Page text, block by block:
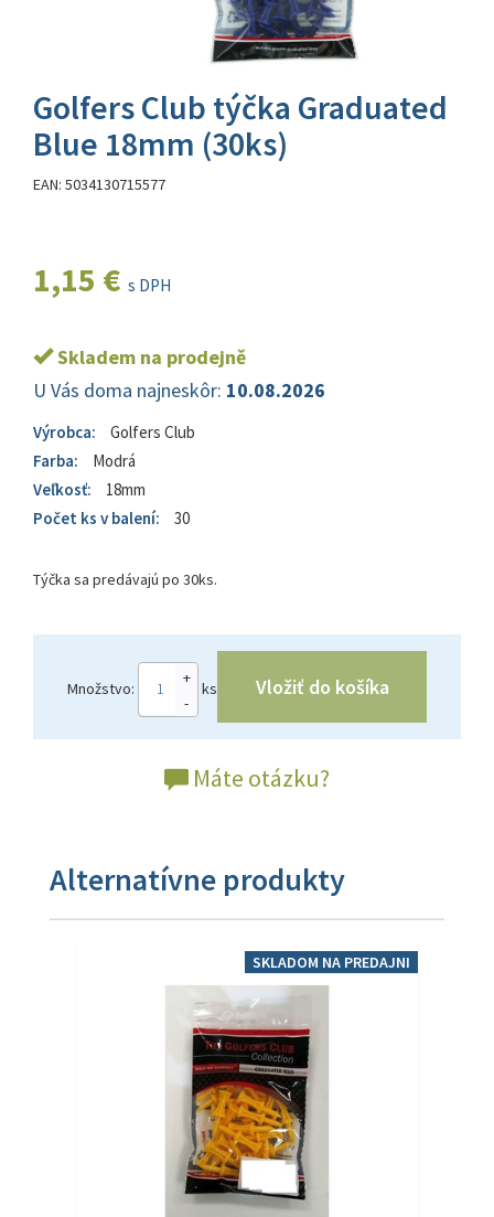
Golfers Club týčka Graduated
Blue 18mm (30ks)
EAN: 5034130715577
1,15 € s DPH
Skladem na prodejně
U Vás doma najneskôr: 10.08.2026
Výrobca:
Golfers Club
Farba:
Modrá
Veľkosť:
18mm
Počet ks v balení:
30
Týčka sa predávajú po 30ks.
Množstvo:
-
+
ks Vložiť do košíka
Máte otázku?
Alternatívne produkty
SKLADOM NA PREDAJNI